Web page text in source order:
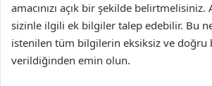
amacınızı açık bir şekilde belirtmelisiniz.
sizinle ilgili ek bilgiler talep edebilir. Bu
istenilen tüm bilgilerin eksiksiz ve doğru
verildiğinden emin olun.